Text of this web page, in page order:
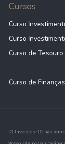
Cursos
Curso
Curso
Curso de
Curso de
O Investidor10 não tem